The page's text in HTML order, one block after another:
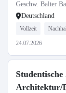
Geschw. Balter
Deutschland
Vollzeit
24.07.2026
Architektur/